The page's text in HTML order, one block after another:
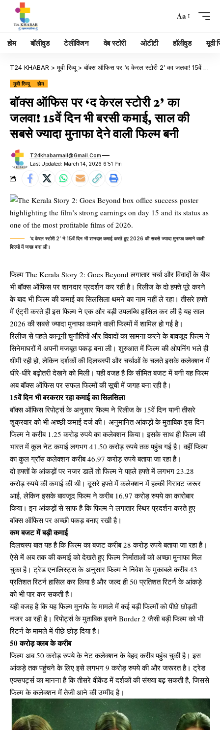
Aa
होम बॉलीवुड टेलीविजन वेब स्टोरी ओटीटी हॉलीवुड मूवी
T24 KHABAR >मूवी रिव्यू>बॉक्स ऑफिस पर ‘द केरल स्टोरी 2’ का जलवा! 15वें दिन भी बरसी कमाई, साल की सबसे ज्यादा मुनाफा देने वाली फिल्म बनी
मूवी रिव्यू होम
बॉक्स ऑफिस पर ‘द केरल स्टोरी 2’ का
जलवा! 15वें दिन भी बरसी कमाई, साल की
सबसे ज्यादा मुनाफा देने वाली फिल्म बनी
Last Updated: March 14, 2026 6:51 Pm
T24khabarmail@gmail.com
‘द केरल स्टोरी 2’ ने 15वें दिन भी शानदार कमाई करते हुए 2026 की सबसे ज्यादा मुनाफा कमाने वाली
फिल्मों में जगह बना ली।
फिल्म The Kerala Story 2: Goes Beyond लगातार चर्चा और विवादों के बीच
भी बॉक्स ऑफिस पर शानदार प्रदर्शन कर रही है। रिलीज के दो हफ्ते पूरे करने
के बाद भी फिल्म की कमाई का सिलसिला थमने का नाम नहीं ले रहा। तीसरे हफ्ते
में एंट्री करते ही इस फिल्म ने एक और बड़ी उपलब्धि हासिल कर ली है यह साल
2026 की सबसे ज्यादा मुनाफा कमाने वाली फिल्मों में शामिल हो गई है।
रिलीज से पहले कानूनी चुनौतियों और विवादों का सामना करने के बावजूद फिल्म ने
सिनेमाघरों में अपनी मजबूत पकड़ बना ली। शुरुआत में फिल्म की ओपनिंग भले ही
धीमी रही हो, लेकिन दर्शकों की दिलचस्पी और चर्चाओं के चलते इसके कलेक्शन में
धीरे-धीरे बढ़ोतरी देखने को मिली। यही वजह है कि सीमित बजट में बनी यह फिल्म
अब बॉक्स ऑफिस पर सफल फिल्मों की सूची में जगह बना रही है।
15वें दिन भी बरकरार रहा कमाई का सिलसिला
बॉक्स ऑफिस रिपोर्ट्स के अनुसार फिल्म ने रिलीज के 15वें दिन यानी तीसरे
शुक्रवार को भी अच्छी कमाई दर्ज की। अनुमानित आंकड़ों के मुताबिक इस दिन
फिल्म ने करीब 1.25 करोड़ रुपये का कलेक्शन किया। इसके साथ ही फिल्म की
भारत में कुल नेट कमाई लगभग 41.50 करोड़ रुपये तक पहुंच गई है। वहीं फिल्म
का कुल ग्रॉस कलेक्शन करीब 46.97 करोड़ रुपये बताया जा रहा है।
दो हफ्तों के आंकड़ों पर नजर डालें तो फिल्म ने पहले हफ्ते में लगभग 23.28
करोड़ रुपये की कमाई की थी। दूसरे हफ्ते में कलेक्शन में हल्की गिरावट जरूर
आई, लेकिन इसके बावजूद फिल्म ने करीब 16.97 करोड़ रुपये का कारोबार
किया। इन आंकड़ों से साफ है कि फिल्म ने लगातार स्थिर प्रदर्शन करते हुए
बॉक्स ऑफिस पर अच्छी पकड़ बनाए रखी है।
कम बजट में बड़ी कमाई
दिलचस्प बात यह है कि फिल्म का बजट करीब 28 करोड़ रुपये बताया जा रहा है।
ऐसे में अब तक की कमाई को देखते हुए फिल्म निर्माताओं को अच्छा मुनाफा मिल
चुका है। ट्रेड एनालिस्ट्स के अनुसार फिल्म ने निवेश के मुकाबले करीब 43
प्रतिशत रिटर्न हासिल कर लिया है और जल्द ही 50 प्रतिशत रिटर्न के आंकड़े
को भी पार कर सकती है।
यही वजह है कि यह फिल्म मुनाफे के मामले में कई बड़ी फिल्मों को पीछे छोड़ती
नजर आ रही है। रिपोर्ट्स के मुताबिक इसने Border 2 जैसी बड़ी फिल्म को भी
रिटर्न के मामले में पीछे छोड़ दिया है।
50 करोड़ क्लब के करीब
फिल्म अब 50 करोड़ रुपये के नेट कलेक्शन के बेहद करीब पहुंच चुकी है। इस
आंकड़े तक पहुंचने के लिए इसे लगभग 9 करोड़ रुपये की और जरूरत है। ट्रेड
एक्सपर्ट्स का मानना है कि तीसरे वीकेंड में दर्शकों की संख्या बढ़ सकती है, जिससे
फिल्म के कलेक्शन में तेजी आने की उम्मीद है।